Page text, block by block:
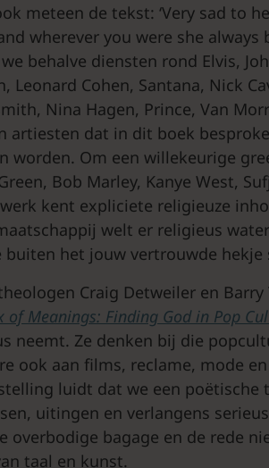
meteen de tekst: ‘Very sad to
wherever you were she always
behalve diensten rond Elvis,
Leonard Cohen, Santana, Nick
Nina Hagen, Prince, Van
artiesten dat in dit boek
worden. Om een willekeurige
Bob Marley, Kanye West,
kent expliciete religieuze
welt er religieus
het jouw vertrouwde hekje
Craig Detweiler en
of Meanings: Finding God in Pop
neemt. Ze denken bij die
ook aan films, reclame, mode
luidt dat we een poëtische
uitingen en verlangens
overbodige bagage en de rede
taal en kunst.